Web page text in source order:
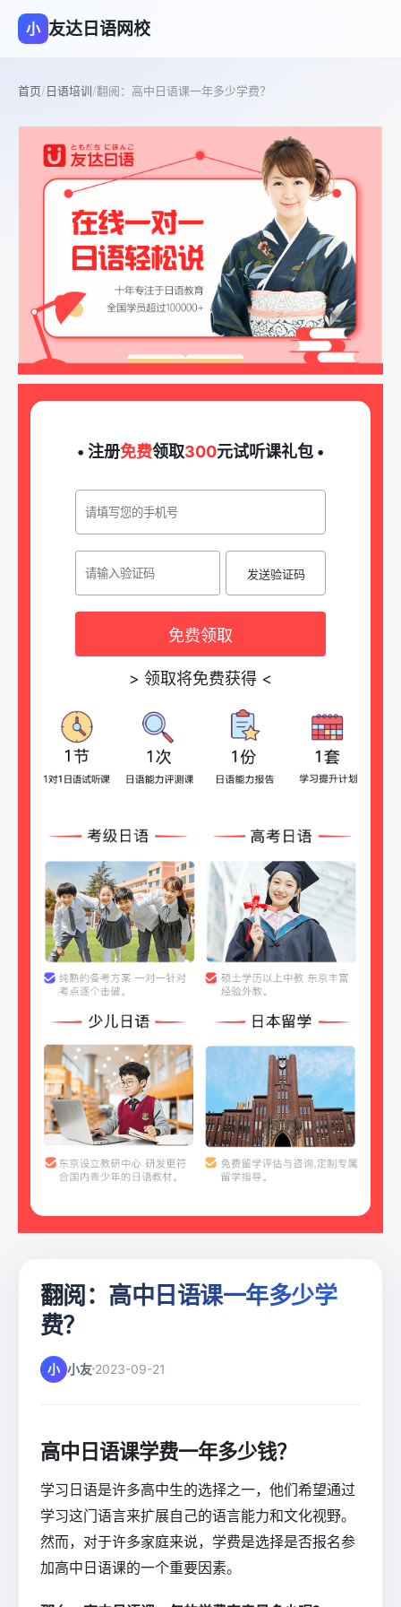
小 友达日语网校
首页/日语培训/翻阅：高中日语课一年多少学费？
• 注册免费领取300元试听课礼包 •
发送验证码
免费领取
> 领取将免费获得 <
翻阅：高中日语课一年多少学
费？
小 小友 2023-09-21
高中日语课学费一年多少钱？
学习日语是许多高中生的选择之一，他们希望通过
学习这门语言来扩展自己的语言能力和文化视野。
然而，对于许多家庭来说，学费是选择是否报名参
加高中日语课的一个重要因素。